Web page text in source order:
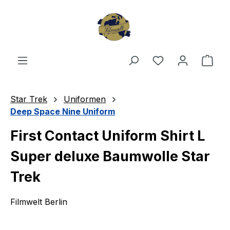
Du hast 0
Star Trek
Uniformen
Deep Space Nine Uniform
First Contact Uniform Shirt L
Super deluxe Baumwolle Star
Trek
Filmwelt Berlin